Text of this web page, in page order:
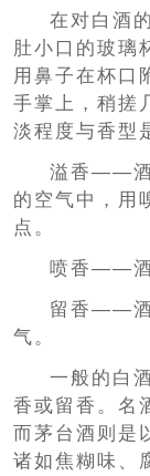
在对白酒
肚小口的玻璃
用鼻子在杯口
手掌上，稍搓
淡程度与香型
溢香——酒
的空气中，用
点。
喷香——酒
留香——酒
气。
一般的白
香或留香。名
而茅台酒则是
诸如焦糊味、